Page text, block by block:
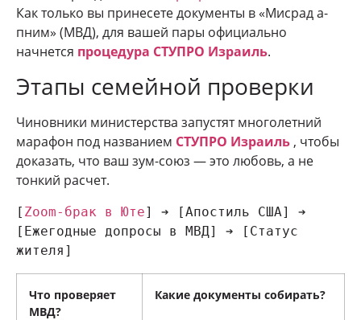
Как только вы принесете документы в «Мисрад а-
пним» (МВД), для вашей пары официально
начнется процедура СТУПРО Израиль.
Этапы семейной проверки
Чиновники министерства запустят многолетний
марафон под названием СТУПРО Израиль , чтобы
доказать, что ваш зум-союз — это любовь, а не
тонкий расчет.
[ Zoom-брак в Юте] ➔ [Апостиль США] ➔
[Ежегодные допросы в МВД] ➔ [Статус
Что проверяет
МВД?
Какие документы собирать?